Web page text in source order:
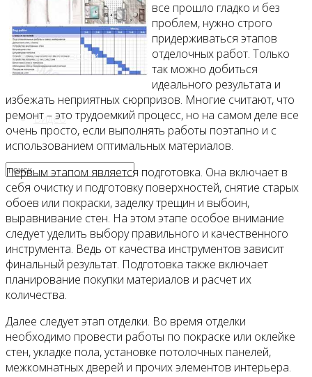
Все новости
Видео
все прошло гладко и без
проблем, нужно строго
придерживаться этапов
отделочных работ. Только
так можно добиться
идеального результата и
избежать неприятных сюрпризов. Многие считают, что
ремонт – это трудоемкий процесс, но на самом деле все
очень просто, если выполнять работы поэтапно и с
использованием оптимальных материалов.
Первым этапом является подготовка. Она включает в
себя очистку и подготовку поверхностей, снятие старых
обоев или покраски, заделку трещин и выбоин,
выравнивание стен. На этом этапе особое внимание
следует уделить выбору правильного и качественного
инструмента. Ведь от качества инструментов зависит
финальный результат. Подготовка также включает
планирование покупки материалов и расчет их
количества.
Далее следует этап отделки. Во время отделки
необходимо провести работы по покраске или оклейке
стен, укладке пола, установке потолочных панелей,
межкомнатных дверей и прочих элементов интерьера.